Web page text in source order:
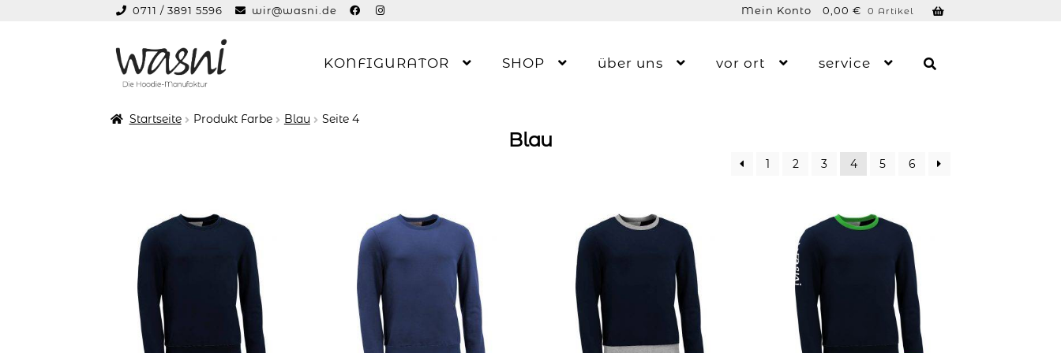
0,00 € 0 Artikel
0711 / 3891 5596 wir@wasni.de Mein Konto
Zur
springen
Zum
springen
KONFIGURATOR SHOP über uns vor ort service
Startseite Produkt Farbe Blau Seite 4
Blau
1 2 3 4 5 6